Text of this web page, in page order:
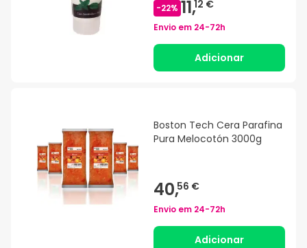
-22% 11,12 €
Envio em 24-72h
Adicionar
Boston Tech Cera Parafina
Pura Melocotón 3000g
40,56 €
Envio em 24-72h
Adicionar